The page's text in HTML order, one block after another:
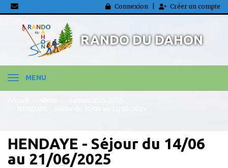
Connexion Créer un compte
RANDO DU DAHON
MENU
HENDAYE - Séjour du 14/06
au 21/06/2025
Panneau de gestion des cookies